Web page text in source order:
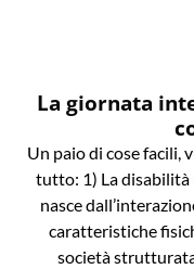
La giornata
Un paio di cose facili,
tutto: 1) La disabilità
nasce
caratteristiche
società